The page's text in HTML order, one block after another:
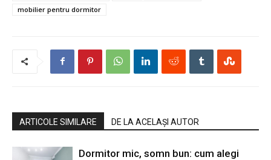
mobilier pentru dormitor
ARTICOLE SIMILARE DE LA ACELAȘI AUTOR
Dormitor mic, somn bun: cum alegi